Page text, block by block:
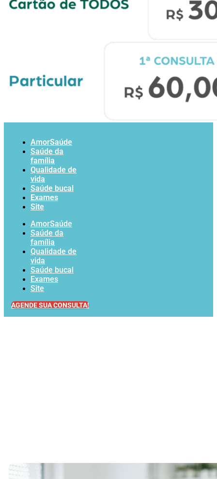
AmorSaúde
Saúde da
família
Qualidade de
vida
Saúde bucal
Exames
Site
AmorSaúde
Saúde da
família
Qualidade de
vida
Saúde bucal
Exames
Site
AGENDE SUA CONSULTA!